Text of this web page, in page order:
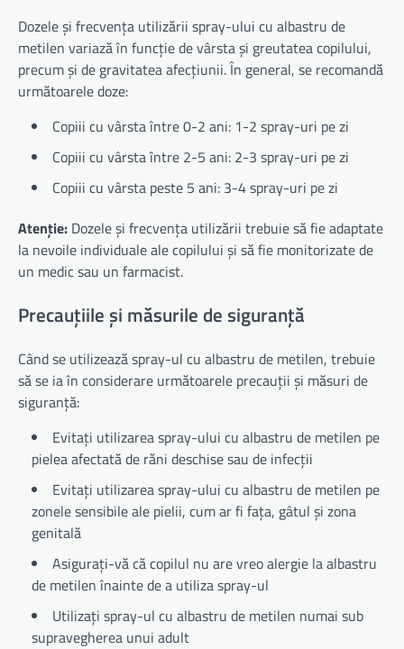
Dozele și frecvența utilizării spray-ului cu albastru de
metilen variază în funcție de vârsta și greutatea copilului,
precum și de gravitatea afecțiunii. În general, se recomandă
următoarele doze:
Copiii cu vârsta între 0-2 ani: 1-2 spray-uri pe zi
Copiii cu vârsta între 2-5 ani: 2-3 spray-uri pe zi
Copiii cu vârsta peste 5 ani: 3-4 spray-uri pe zi
Atenție: Dozele și frecvența utilizării trebuie să fie adaptate
la nevoile individuale ale copilului și să fie monitorizate de
un medic sau un farmacist.
Precauțiile și măsurile de siguranță
Când se utilizează spray-ul cu albastru de metilen, trebuie
să se ia în considerare următoarele precauții și măsuri de
siguranță:
Evitați utilizarea spray-ului cu albastru de metilen pe
pielea afectată de răni deschise sau de infecții
Evitați utilizarea spray-ului cu albastru de metilen pe
zonele sensibile ale pielii, cum ar fi fața, gâtul și zona
genitală
Asigurați-vă că copilul nu are vreo alergie la albastru
de metilen înainte de a utiliza spray-ul
Utilizați spray-ul cu albastru de metilen numai sub
supravegherea unui adult